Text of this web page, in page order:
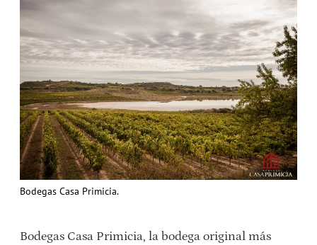
Bodegas Casa Primicia.
Bodegas Casa Primicia, la bodega original más